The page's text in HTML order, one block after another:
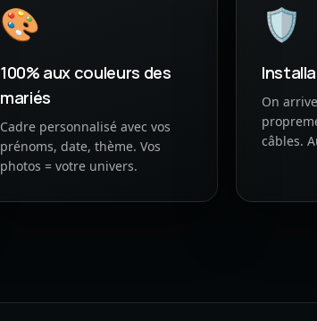
🎨
100% aux couleurs des
mariés
Cadre personnalisé avec vos
prénoms, date, thème. Vos
photos = votre univers.
🛡
On
câbles.